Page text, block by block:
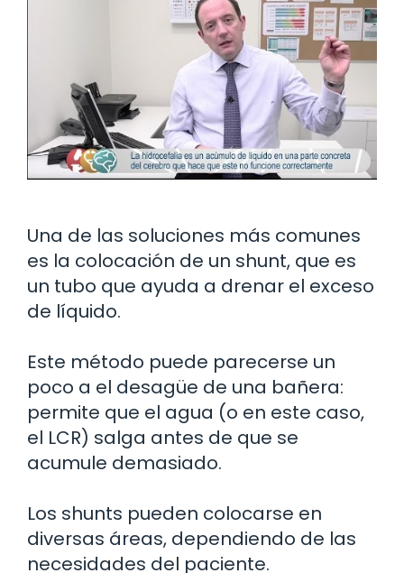
Una de las soluciones más comunes
es la colocación de un shunt, que es
un tubo que ayuda a drenar el exceso
de líquido.
Este método puede parecerse un
poco a el desagüe de una bañera:
permite que el agua (o en este caso,
el LCR) salga antes de que se
acumule demasiado.
Los shunts pueden colocarse en
diversas áreas, dependiendo de las
necesidades del paciente.